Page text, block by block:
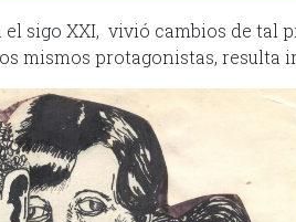
sigo XXI, vivió cambios de tal
mismos protagonistas, resulta